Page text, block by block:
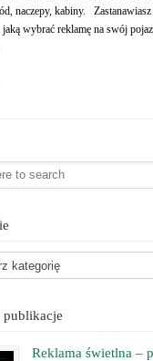
naczepy, kabiny.
jaką wybrać reklamę na swój
publikacje
Reklama świetlna –